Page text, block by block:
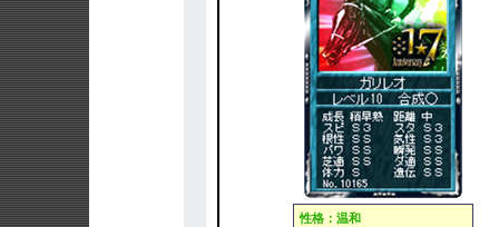
性格：温和